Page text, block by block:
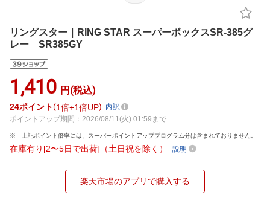
リングスター｜RING STAR スーパーボックスSR-385グ
レー SR385GY
1,410 円(税込)
24ポイント 1倍 1倍UP
内訳
ポイントアップ期間：2026/08/11(火) 01:59まで
上記ポイント倍率には、スーパーポイントアッププログラム分は含まれておりません。
在庫有り[2〜5日で出荷]（土日祝を除く） 説明
楽天市場のアプリで購入する